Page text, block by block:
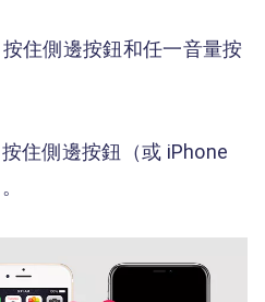
按住側邊按鈕和任一音量按
按住側邊按鈕（或 iPhone